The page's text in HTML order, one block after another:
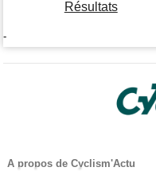
Résultats
-
A propos de Cyclism'Actu